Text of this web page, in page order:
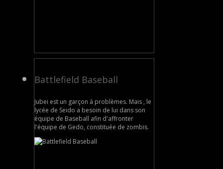
Battlefield Baseball
Jubei est un garçon à problèmes. Mais , le
lycée de Seido a besoin de lui dans son
équipe de Baseball afin d'affronter
l'équipe de Gedo, constituée de zombis.